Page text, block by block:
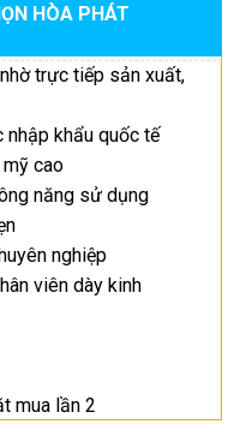
HÒA PHÁT
trực tiếp sản xuất,
khẩu quốc tế
cao
năng sử dụng
nghiệp
viên dày kinh
mua lần 2